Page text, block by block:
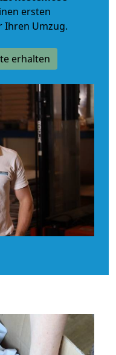
ersten
Ihren Umzug.
erhalten